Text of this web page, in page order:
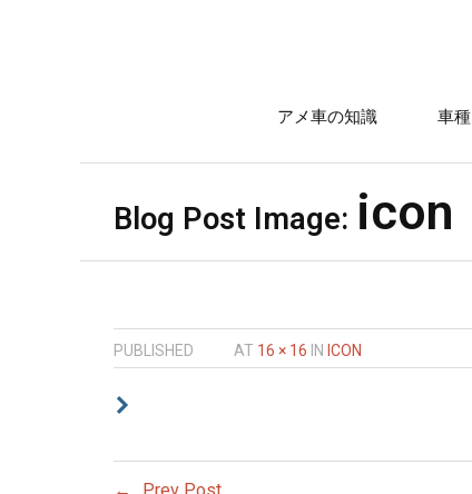
アメ車の知識 車種
Blog Post Image: icon
PUBLISHED AT 16 × 16 IN ICON